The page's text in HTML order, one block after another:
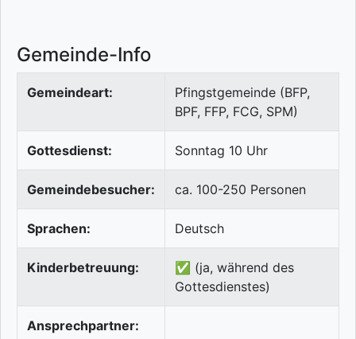
Gemeinde-Info
Gemeindeart:
Pfingstgemeinde (BFP,
BPF, FFP, FCG, SPM)
Gottesdienst: Sonntag 10 Uhr
Gemeindebesucher: ca. 100-250 Personen
Sprachen: Deutsch
Kinderbetreuung:
✅ (ja, während des
Gottesdienstes)
Ansprechpartner: